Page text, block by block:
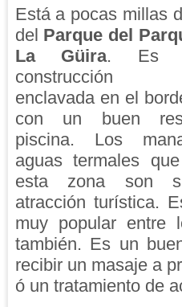
Está a pocas millas
del Parque del
La Güira. Es
construcción
enclavada en el
con un buen
piscina. Los
aguas termales
esta zona son
atracción turística.
muy popular entre
también. Es un
recibir un masaje a
ó un tratamiento de